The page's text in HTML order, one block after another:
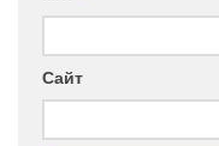
Сайт